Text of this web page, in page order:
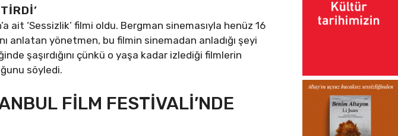
ait ‘Sessizlik’ filmi oldu. Bergman sinemasıyla henüz 16
anlatan yönetmen, bu filmin sinemadan anladığı şeyi
şaşırdığını çünkü o yaşa kadar izlediği filmlerin
söyledi.
FİLM FESTİVALİ’NDE